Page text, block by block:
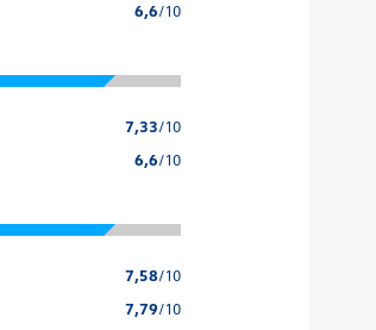
6,6/10
7,33/10
6,6/10
7,58/10
7,79/10